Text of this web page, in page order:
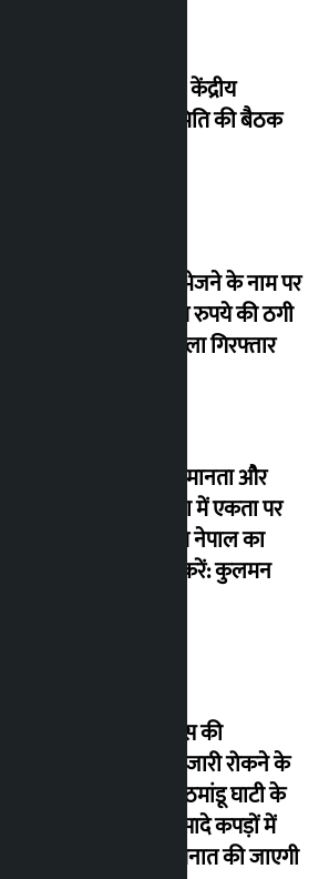
नेकां की केंद्रीय
कार्यसमिति की बैठक
कनाडा भेजने के नाम पर
37 लाख रुपये की ठगी
करने वाला गिरफ्तार
आइए समानता और
विविधता में एकता पर
आधारित नेपाल का
निर्माण करें: कुलमन
रसोई गैस की
कालाबाजारी रोकने के
लिए काठमांडू घाटी के
डिपो में सादे कपड़ों में
पुलिस तैनात की जाएगी